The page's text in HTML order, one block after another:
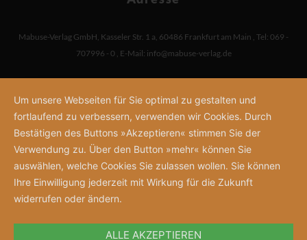
Mabuse-Verlag GmbH Kasseler Str. 1 a 60486 Frankfurt am Main Tel: 069 -
707996 - 0 E-Mail: info@mabuse-verlag.de
Um unsere Webseiten für Sie optimal zu gestalten und
fortlaufend zu verbessern, verwenden wir Cookies. Durch
Bestätigen des Buttons »Akzeptieren« stimmen Sie der
Verwendung zu. Über den Button »mehr« können Sie
auswählen, welche Cookies Sie zulassen wollen. Sie können
Ihre Einwilligung jederzeit mit Wirkung für die Zukunft
widerrufen oder ändern.
ALLE AKZEPTIEREN